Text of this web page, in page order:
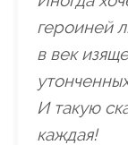
героиней
в век
И такую
каждая!